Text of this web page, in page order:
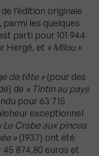
l’édition originale
parmi les quelques
parti pour 101 944
Hergé, et « Milou »
de tête »(pour des
de « Tintin au pays
pour 63 715
exceptionnel
Le Crabe aux pinces
» (1937) ont été
874,80 euros et